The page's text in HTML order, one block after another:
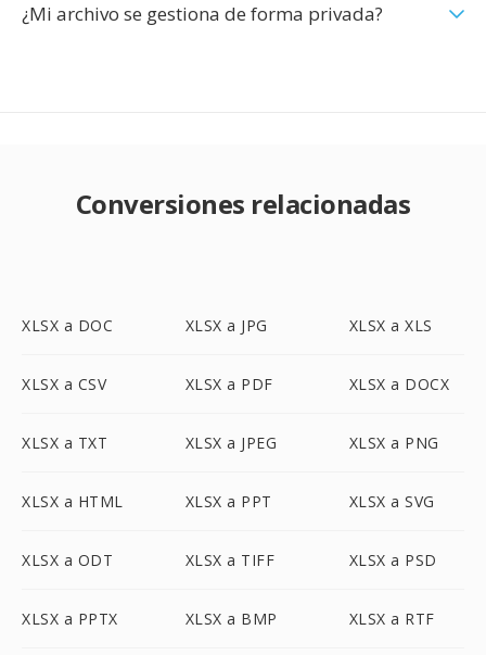
¿Mi archivo se gestiona de forma privada?
Conversiones relacionadas
XLSX a DOC XLSX a JPG XLSX a XLS
XLSX a CSV XLSX a PDF XLSX a DOCX
XLSX a TXT XLSX a JPEG XLSX a PNG
XLSX a HTML XLSX a PPT XLSX a SVG
XLSX a ODT XLSX a TIFF XLSX a PSD
XLSX a PPTX XLSX a BMP XLSX a RTF